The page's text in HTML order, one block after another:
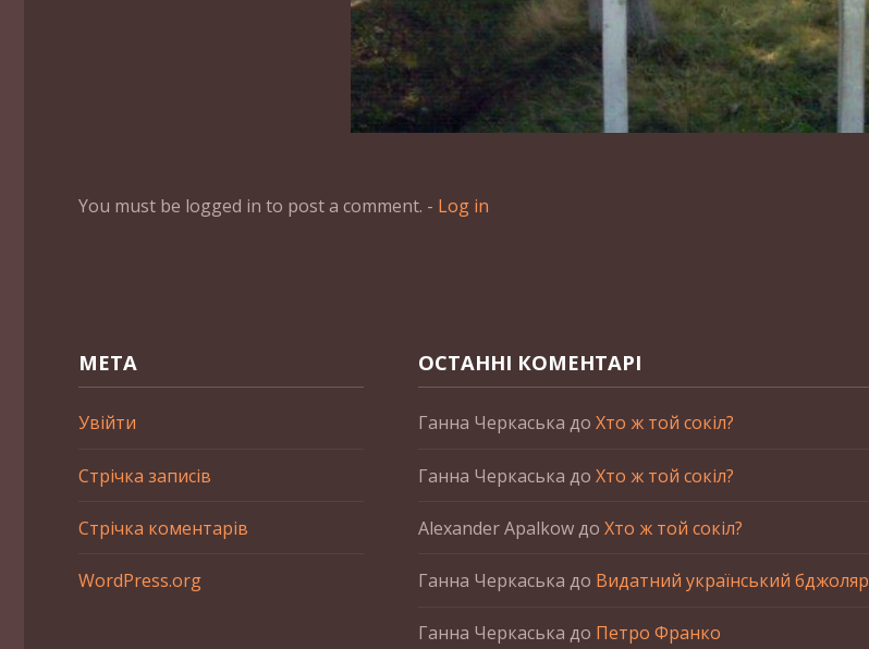
You must be logged in to post a comment. - Log in
МЕТА
Увійти
Стрічка записів
Стрічка коментарів
WordPress.org
ОСТАННІ КОМЕНТАРІ
Ганна Черкаська до Хто ж той сокіл?
Ганна Черкаська до Хто ж той сокіл?
Alexander Apalkowдо Хто ж той сокіл?
Ганна Черкаська до Видатний український бджоляр
Ганна Черкаська до Петро Франко